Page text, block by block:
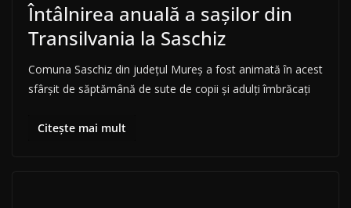
Întâlnirea anuală a sașilor din
Transilvania la Saschiz
Comuna Saschiz din județul Mureș a fost animată în acest
sfârșit de săptămână de sute de copii și adulți îmbrăcați
Citește mai mult